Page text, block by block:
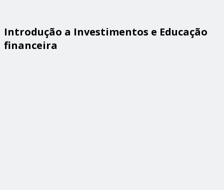
Introdução a Investimentos e Educação
financeira